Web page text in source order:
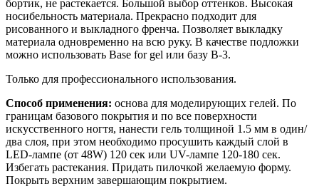
бортик, не растекается. Большой выбор оттенков. Высокая
носибельность материала. Прекрасно подходит для
рисованного и выкладного френча. Позволяет выкладку
материала одновременно на всю руку. В качестве подложки
можно использовать Base for gel или базу В-3.
Только для профессионального использования.
Способ применения: основа для моделирующих гелей. По
границам базового покрытия и по все поверхности
искусственного ногтя, нанести гель толщиной 1.5 мм в один/
два слоя, при этом необходимо просушить каждый слой в
LED-лампе (от 48W) 120 сек или UV-лампе 120-180 сек.
Избегать растекания. Придать пилочкой желаемую форму.
Покрыть верхним завершающим покрытием.